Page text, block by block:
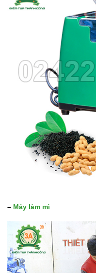
– Máy làm mì